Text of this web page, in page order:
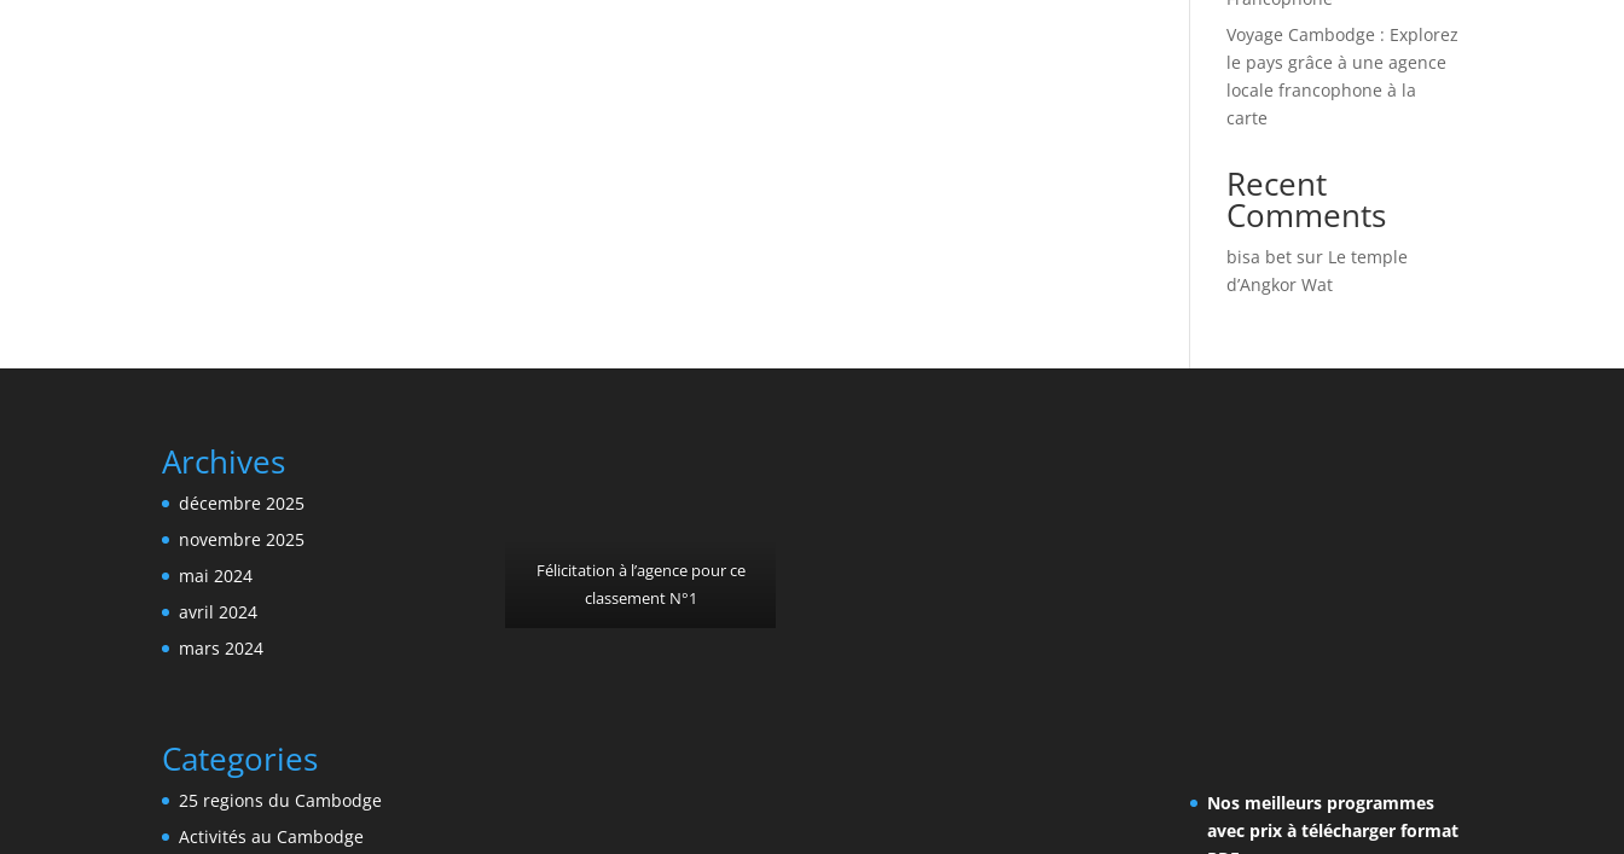
Voyage Cambodge : Explorez
le pays grâce à une agence
locale francophone à la
carte
Recent
Comments
bisa bet sur Le temple
d’Angkor Wat
Archives
décembre 2025
novembre 2025
mai 2024
avril 2024
mars 2024
Categories
25 regions du Cambodge
Activités au Cambodge
Félicitation à l’agence pour ce
classement N°1
Nos meilleurs programmes
avec prix à télécharger format